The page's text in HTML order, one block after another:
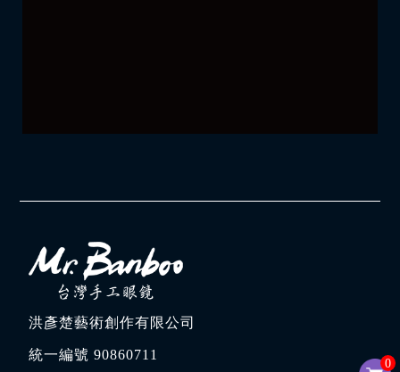
0
洪彥楚藝術創作有限公司
統一編號 90860711